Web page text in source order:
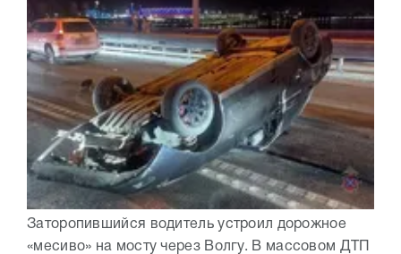
Заторопившийся водитель устроил дорожное
«месиво» на мосту через Волгу. В массовом ДТП